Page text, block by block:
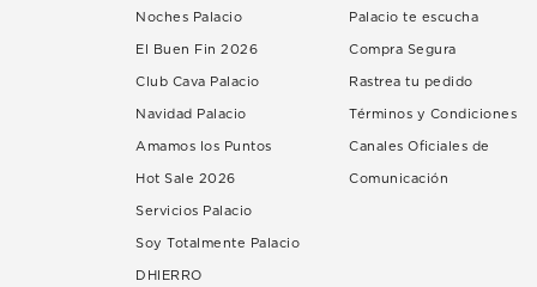
Noches Palacio
El Buen Fin 2026
Club Cava Palacio
Navidad Palacio
Amamos los Puntos
Hot Sale 2026
Servicios Palacio
Soy Totalmente Palacio
DHIERRO
Palacio te escucha
Compra Segura
Rastrea tu pedido
Términos y Condiciones
Canales Oficiales de
Comunicación